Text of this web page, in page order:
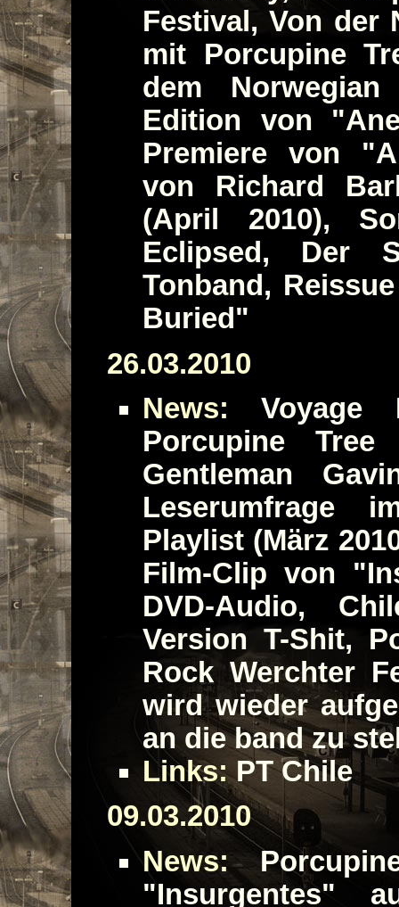
Festival, Von der
mit Porcupine
dem
Edition von
Premiere von
von Richard
(April 2010),
Eclipsed, Der
Tonband,
Buried"
26.03.2010
News: Voyage
Porcupine
Gentleman
Leserumfrage
Playlist (März
Film-Clip von
DVD-Audio,
Version T-Shit,
Rock Werchter
wird wieder
an die band zu
Links:PT Chile
09.03.2010
News:
"Insurgentes"